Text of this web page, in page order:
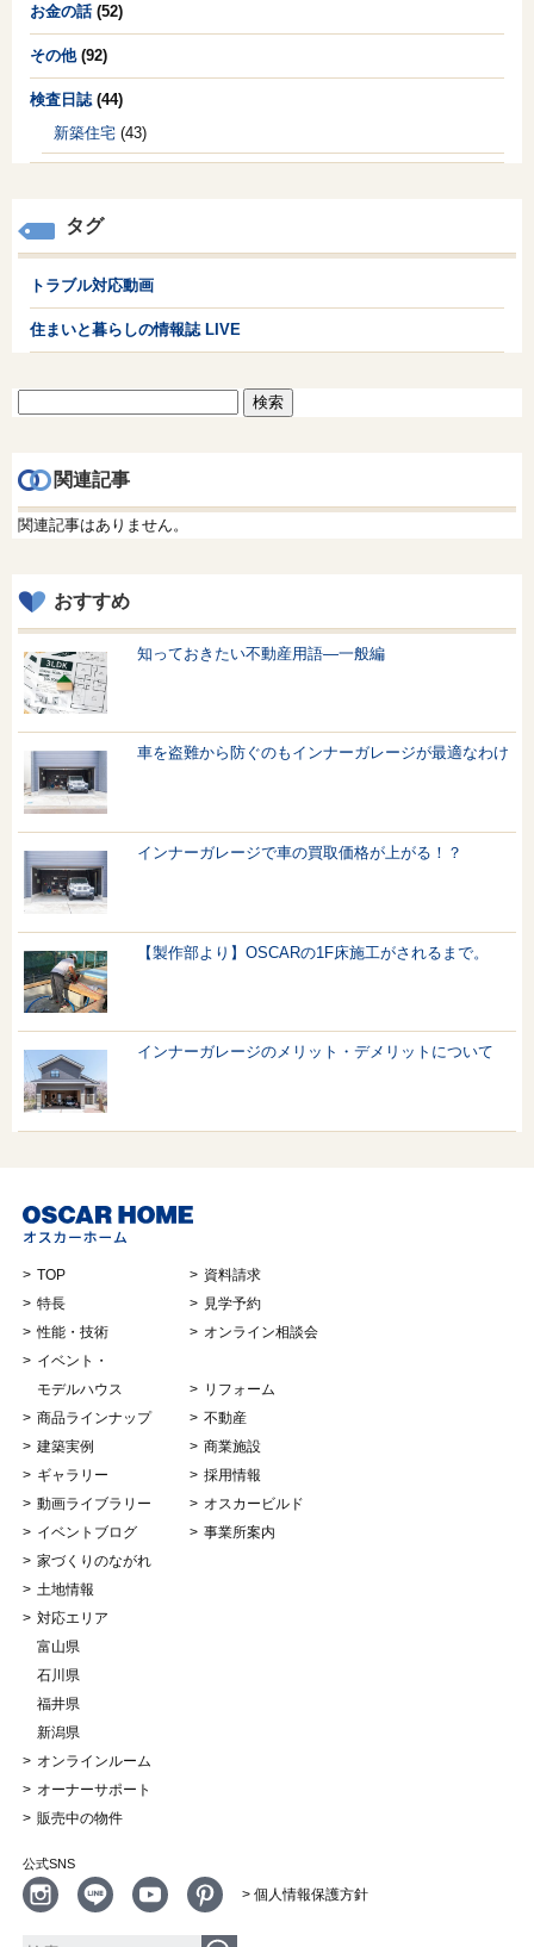
お金の話(52)
その他(92)
検査日誌 (44)
新築住宅 (43)
タグ
トラブル対応動画
住まいと暮らしの情報誌 LIVE
索:
関連記事
関連記事はありません。
おすすめ
知っておきたい不動産用語—一般編
車を盗難から防ぐのもインナーガレージが最適なわけ
インナーガレージで車の買取価格が上がる！？
【製作部より】OSCARの1F床施工がされるまで。
インナーガレージのメリット・デメリットについて
TOP
特長
性能・技術
イベント・
モデルハウス
商品ラインナップ
建築実例
ギャラリー
動画ライブラリー
イベントブログ
家づくりのながれ
土地情報
対応エリア
富山県
石川県
福井県
新潟県
オンラインルーム
オーナーサポート
販売中の物件
資料請求
見学予約
オンライン相談会
リフォーム
不動産
商業施設
採用情報
オスカービルド
事業所案内
公式SNS
> 個人情報保護方針